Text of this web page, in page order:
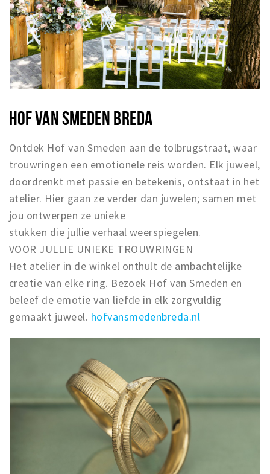
HOF VAN SMEDEN BREDA
Ontdek Hof van Smeden aan de tolbrugstraat, waar
trouwringen een emotionele reis worden. Elk juweel,
doordrenkt met passie en betekenis, ontstaat in het
atelier. Hier gaan ze verder dan juwelen; samen met
jou ontwerpen ze unieke
stukken die jullie verhaal weerspiegelen.
VOOR JULLIE UNIEKE TROUWRINGEN
Het atelier in de winkel onthult de ambachtelijke
creatie van elke ring. Bezoek Hof van Smeden en
beleef de emotie van liefde in elk zorgvuldig
gemaakt juweel. hofvansmedenbreda.nl